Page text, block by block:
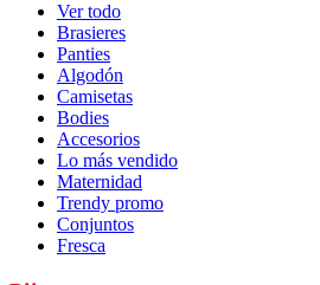
Ver todo
Brasieres
Panties
Algodón
Camisetas
Bodies
Accesorios
Lo más vendido
Maternidad
Trendy promo
Conjuntos
Fresca